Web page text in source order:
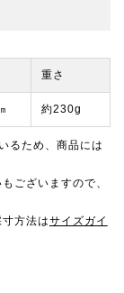
重さ
約230g
るため、商品には
ございますので、
方法はサイズガイ